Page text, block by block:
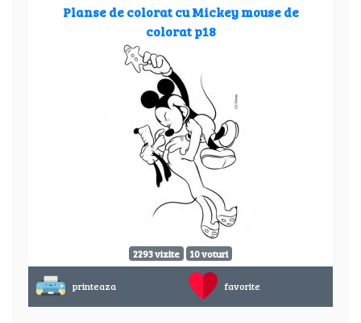
Planse de colorat cu Mickey mouse de
colorat p18
2293 vizite 10 voturi
printeaza favorite